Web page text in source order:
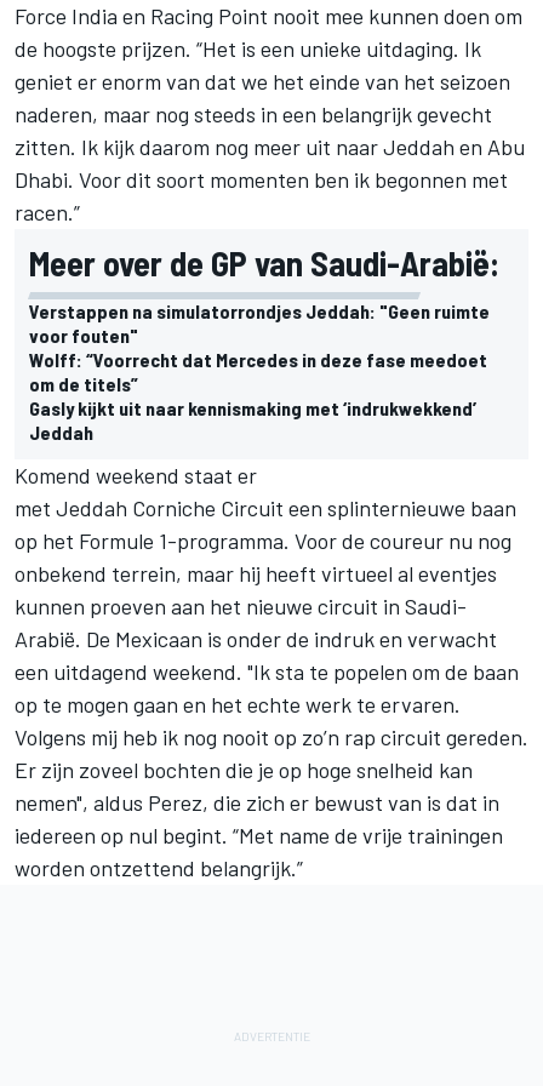
Force India en Racing Point nooit mee kunnen doen om
de hoogste prijzen. “Het is een unieke uitdaging. Ik
geniet er enorm van dat we het einde van het seizoen
naderen, maar nog steeds in een belangrijk gevecht
zitten. Ik kijk daarom nog meer uit naar Jeddah en Abu
Dhabi. Voor dit soort momenten ben ik begonnen met
racen.”
Meer over de GP van Saudi-Arabië:
Verstappen na simulatorrondjes Jeddah: "Geen ruimte
voor fouten"
Wolff: “Voorrecht dat Mercedes in deze fase meedoet
om de titels”
Gasly kijkt uit naar kennismaking met ‘indrukwekkend’
Jeddah
Komend weekend staat er
met Jeddah Corniche Circuit een splinternieuwe baan
op het Formule 1-programma. Voor de coureur nu nog
onbekend terrein, maar hij heeft virtueel al eventjes
kunnen proeven aan het nieuwe circuit in Saudi-
Arabië. De Mexicaan is onder de indruk en verwacht
een uitdagend weekend. "Ik sta te popelen om de baan
op te mogen gaan en het echte werk te ervaren.
Volgens mij heb ik nog nooit op zo’n rap circuit gereden.
Er zijn zoveel bochten die je op hoge snelheid kan
nemen", aldus Perez, die zich er bewust van is dat in
iedereen op nul begint. “Met name de vrije trainingen
worden ontzettend belangrijk.”